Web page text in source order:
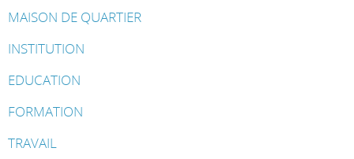
MAISON DE QUARTIER
INSTITUTION
EDUCATION
FORMATION
TRAVAIL